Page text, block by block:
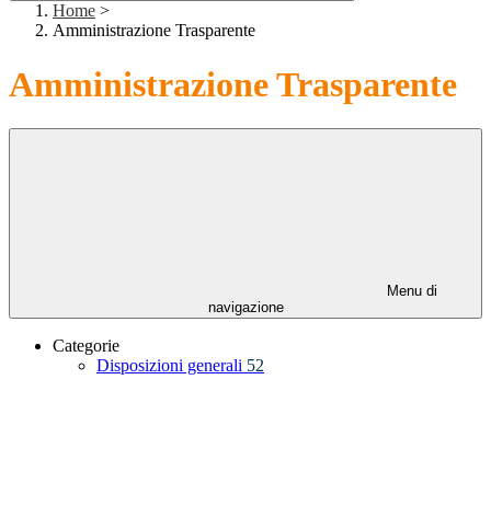
Home >
Amministrazione Trasparente
Amministrazione Trasparente
Menu di
navigazione
Categorie
Disposizioni generali 52